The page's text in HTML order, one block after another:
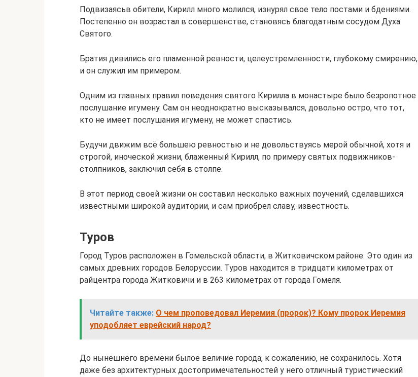
Подвизаясьв обители, Кирилл много молился, изнурял свое тело постами и бдениями.
Постепенно он возрастал в совершенстве, становясь благодатным сосудом Духа
Святого.
Братия дивились его пламенной ревности, целеустремленности, глубокому смирению,
и он служил им примером.
Одним из главных правил поведения святого Кирилла в монастыре было безропотное
послушание игумену. Сам он неоднократно высказывался, довольно остро, что тот,
кто не имеет послушания игумену, не может спастись.
Будучи движим всё большею ревностью и не довольствуясь мерой обычной, хотя и
строгой, иноческой жизни, блаженный Кирилл, по примеру святых подвижников-
столпников, заключил себя в столпе.
В этот период своей жизни он составил несколько важных поучений, сделавшихся
известными широкой аудитории, и сам приобрел славу, известность.
Туров
Город Туров расположен в Гомельской области, в Житковичском районе. Это один из
самых древних городов Белоруссии. Туров находится в тридцати километрах от
райцентра города Житковичи и в 263 километрах от города Гомеля.
Читайте также: О чем проповедовал Иеремия (пророк)? Кому пророк Иеремия
уподобляет еврейский народ?
До нынешнего времени былое величие города, к сожалению, не сохранилось. Хотя
даже без архитектурных достопримечательностей у него отличный туристический